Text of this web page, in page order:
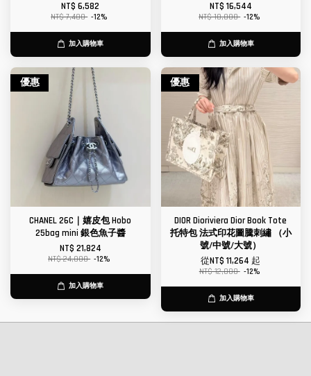
NT$ 6,582
NT$ 7,480 -12%
加入購物車
NT$ 16,544
NT$ 18,800 -12%
加入購物車
優惠
CHANEL 26C｜嬉皮包 Hobo
25bag mini 銀色魚子醬
NT$ 21,824
NT$ 24,800 -12%
加入購物車
優惠
DIOR Dioriviera Dior Book Tote
托特包 法式印花圖騰刺繡 （小
號/中號/大號）
從NT$ 11,264起
NT$ 12,800 -12%
加入購物車